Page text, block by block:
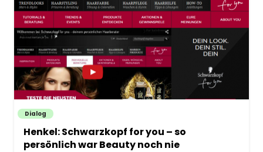
Dialog
Henkel: Schwarzkopf for you – so
persönlich war Beauty noch nie